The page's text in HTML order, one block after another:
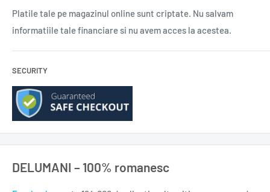
Platile tale pe magazinul online sunt criptate. Nu salvam
informatiile tale financiare si nu avem acces la acestea.
SECURITY
DELUMANI – 100% romanesc